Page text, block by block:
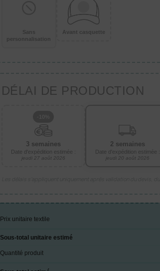
Sans
personnalisation
Avant casquette
DÉLAI DE PRODUCTION
3 semaines
Date d'expédition estimée :
jeudi 27 août 2026
2 semaines
Date d'expédition estimée :
jeudi 20 août 2026
Prix unitaire textile
Sous-total unitaire estimé
Quantité produit